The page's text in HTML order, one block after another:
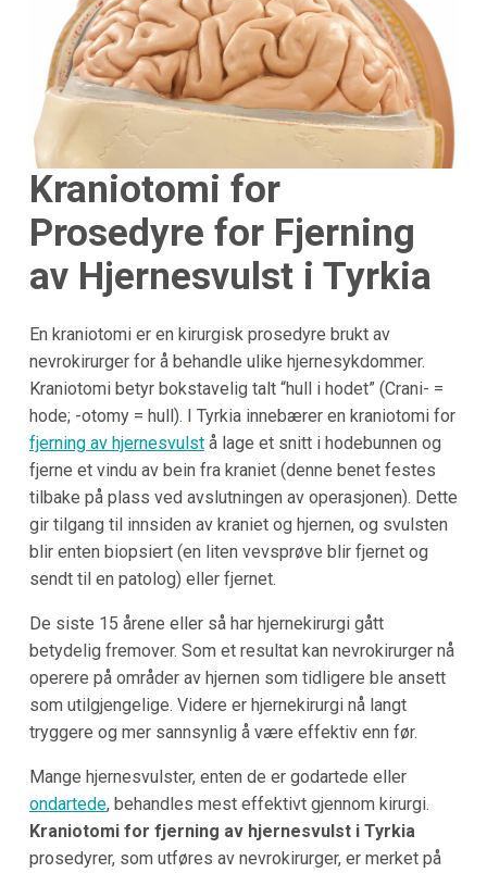
Kraniotomi for
Prosedyre for Fjerning
av Hjernesvulst i Tyrkia
En kraniotomi er en kirurgisk prosedyre brukt av
nevrokirurger for å behandle ulike hjernesykdommer.
Kraniotomi betyr bokstavelig talt “hull i hodet” (Crani- =
hode; -otomy = hull). I Tyrkia innebærer en kraniotomi for
fjerning av hjernesvulstå lage et snitt i hodebunnen og
fjerne et vindu av bein fra kraniet (denne benet festes
tilbake på plass ved avslutningen av operasjonen). Dette
gir tilgang til innsiden av kraniet og hjernen, og svulsten
blir enten biopsiert (en liten vevsprøve blir fjernet og
sendt til en patolog) eller fjernet.
De siste 15 årene eller så har hjernekirurgi gått
betydelig fremover. Som et resultat kan nevrokirurger nå
operere på områder av hjernen som tidligere ble ansett
som utilgjengelige. Videre er hjernekirurgi nå langt
tryggere og mer sannsynlig å være effektiv enn før.
Mange hjernesvulster, enten de er godartede eller
ondartede, behandles mest effektivt gjennom kirurgi.
Kraniotomi for fjerning av hjernesvulst i Tyrkia
prosedyrer, som utføres av nevrokirurger, er merket på